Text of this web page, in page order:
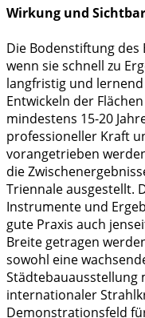
Wirkung und
Die Bodenstiftung
wenn sie schnell zu
langfristig und
Entwickeln der
mindestens 15-20
professioneller Kraft
vorangetrieben
die
Triennale ausgestellt.
Instrumente und
gute Praxis auch
Breite getragen
sowohl eine
internationaler
Demonstrationsfeld